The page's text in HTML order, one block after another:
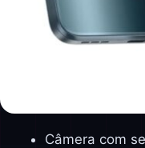
Câmera com